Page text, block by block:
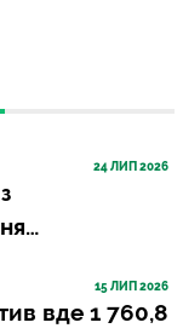
24 ЛИП 2026
15 ЛИП 2026
вде 1 760,8